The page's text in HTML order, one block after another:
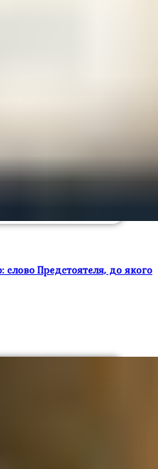
Предстоятеля, до якого